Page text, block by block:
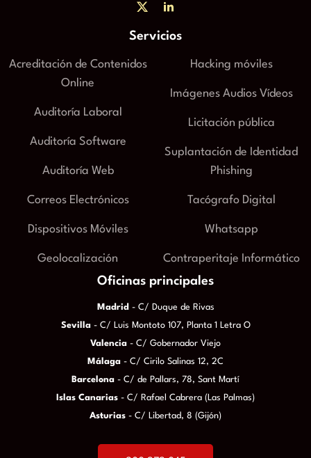
Servicios
Acreditación de Contenidos
Online
Auditoría Laboral
Auditoría Software
Auditoría Web
Correos Electrónicos
Dispositivos Móviles
Geolocalización
Hacking móviles
Imágenes Audios Vídeos
Licitación pública
Suplantación de Identidad
Phishing
Tacógrafo Digital
Whatsapp
Contraperitaje Informático
Oficinas principales
Madrid - C/ Duque de Rivas
Sevilla- C/ Luis Montoto 107, Planta 1 Letra O
Valencia - C/ Gobernador Viejo
Málaga - C/ Cirilo Salinas 12, 2C
Barcelona - C/ de Pallars, 78, Sant Martí
Islas Canarias - C/ Rafael Cabrera (Las Palmas)
Asturias - C/ Libertad, 8 (Gijón)